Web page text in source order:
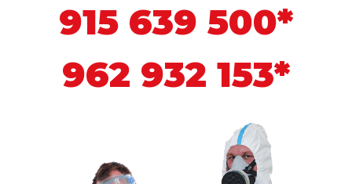
915 639 500*
962 932 153*